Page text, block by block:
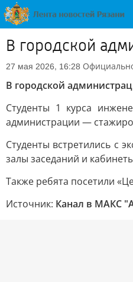
В городской
27 мая 2026, 16:28
В городской
Студенты 1 курса
администрации —
Студенты встретились с
залы заседаний и
Также ребята посетили
Источник: Канал в МАКС